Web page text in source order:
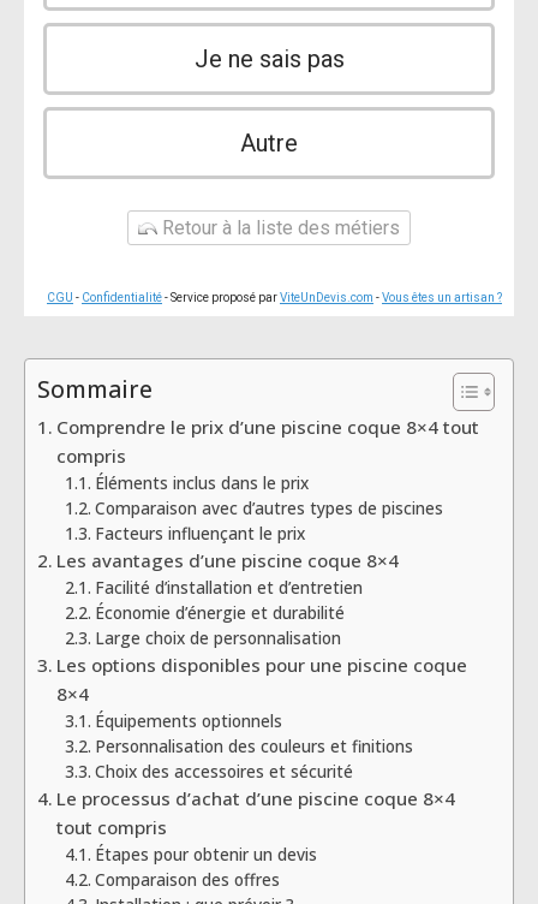
Je ne sais pas
Autre
Retour à la liste des métiers
CGU - Confidentialité- Service proposé parViteUnDevis.com -Vous êtes un artisan ?
Sommaire
Comprendre le prix d’une piscine coque 8×4 tout
compris
Éléments inclus dans le prix
Comparaison avec d’autres types de piscines
Facteurs influençant le prix
Les avantages d’une piscine coque 8×4
Facilité d’installation et d’entretien
Économie d’énergie et durabilité
Large choix de personnalisation
Les options disponibles pour une piscine coque
8×4
Équipements optionnels
Personnalisation des couleurs et finitions
Choix des accessoires et sécurité
Le processus d’achat d’une piscine coque 8×4
tout compris
Étapes pour obtenir un devis
Comparaison des offres